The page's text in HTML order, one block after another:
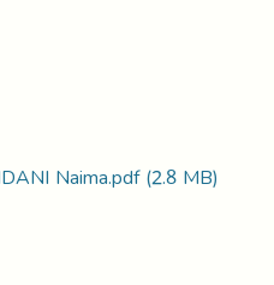
Naima.pdf(2.8 MB)